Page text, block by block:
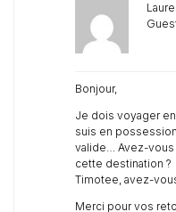
Bonjour,
Je dois voyager
suis en
valide… Avez-vous
cette destination ?
Timotee, avez-
Merci pour vos